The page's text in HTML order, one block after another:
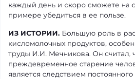
каждый день и скоро сможете на
примере убедиться в ее пользе.
ИЗ ИСТОРИИ. Большую роль в
кисломолочных продуктов,
труды И.И. Мечникова. Он считал,
преждевременное старение
является следствием